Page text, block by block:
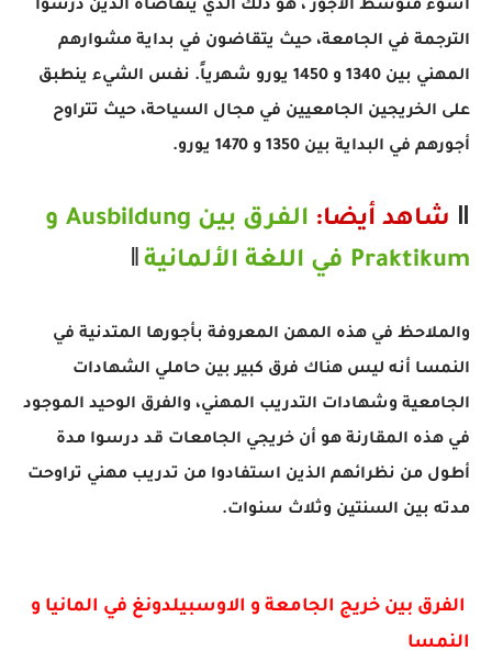
أسوء متوسط الأجور ، هو ذلك الذي يتقاضاه الذين درسوا
الترجمة في الجامعة، حيث يتقاضون في بداية مشوارهم
المهني بين 1340 و 1450 يورو شهرياً.
نفس الشيء ينطبق
على الخريجين الجامعيين في مجال السياحة، حيث تتراوح
أجورهم في البداية بين 1350 و 1470 يورو.
‖ شاهد أيضا:
الفرق بين Ausbildung و
Praktikum في اللغة الألمانية
والملاحظ في هذه المهن المعروفة بأجورها المتدنية في
النمسا أنه ليس هناك فرق كبير بين حاملي الشهادات
الجامعية وشهادات التدريب المهني، والفرق الوحيد الموجود
في هذه المقارنة هو أن خريجي الجامعات قد درسوا مدة
أطول من نظرائهم الذين استفادوا من تدريب مهني تراوحت
مدته بين السنتين وثلاث سنوات.
الفرق بين خريج الجامعة و الاوسبيلدونغ في المانيا و
النمسا